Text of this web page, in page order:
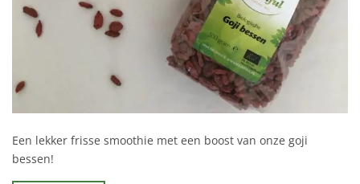
Een lekker frisse smoothie met een boost van onze goji
bessen!